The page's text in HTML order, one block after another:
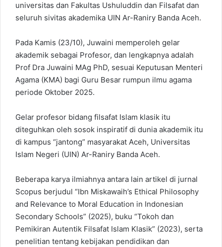
universitas dan Fakultas Ushuluddin dan Filsafat dan
seluruh sivitas akademika UIN Ar-Raniry Banda Aceh.
Pada Kamis (23/10), Juwaini memperoleh gelar
akademik sebagai Profesor, dan lengkapnya adalah
Prof Dra Juwaini MAg PhD, sesuai Keputusan Menteri
Agama (KMA) bagi Guru Besar rumpun ilmu agama
periode Oktober 2025.
Gelar profesor bidang filsafat Islam klasik itu
diteguhkan oleh sosok inspiratif di dunia akademik itu
di kampus “jantong” masyarakat Aceh, Universitas
Islam Negeri (UIN) Ar-Raniry Banda Aceh.
Beberapa karya ilmiahnya antara lain artikel di jurnal
Scopus berjudul “Ibn Miskawaih’s Ethical Philosophy
and Relevance to Moral Education in Indonesian
Secondary Schools” (2025), buku “Tokoh dan
Pemikiran Autentik Filsafat Islam Klasik” (2023), serta
penelitian tentang kebijakan pendidikan dan